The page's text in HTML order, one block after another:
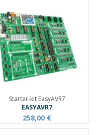
Starter-kit EasyAVR7
EASYAVR7
258,00 €